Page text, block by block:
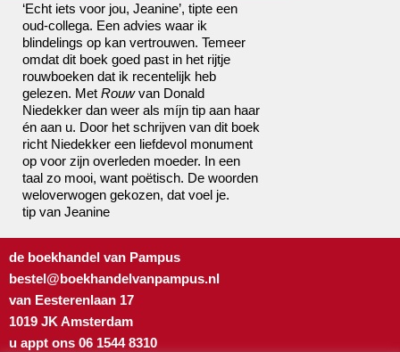
‘Echt iets voor jou, Jeanine’, tipte een
oud-collega. Een advies waar ik
blindelings op kan vertrouwen. Temeer
omdat dit boek goed past in het rijtje
rouwboeken dat ik recentelijk heb
gelezen. Met Rouwvan Donald
Niedekker dan weer als míjn tip aan haar
én aan u. Door het schrijven van dit boek
richt Niedekker een liefdevol monument
op voor zijn overleden moeder. In een
taal zo mooi, want poëtisch. De woorden
weloverwogen gekozen, dat voel je.
tip van Jeanine
de boekhandel van Pampus
bestel@boekhandelvanpampus.nl
van Eesterenlaan 17
1019 JK Amsterdam
u appt ons 06 1544 8310